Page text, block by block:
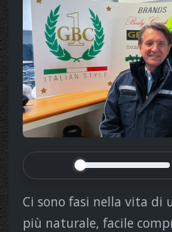
Ci sono fasi nella vita di
più naturale, facile